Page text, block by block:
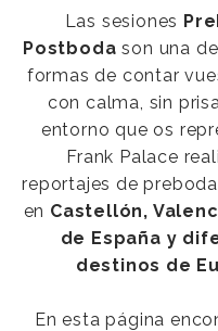
Las sesiones
Postboda son una
formas de contar
con calma, sin
entorno que os
Frank Palace
reportajes de
en Castellón,
de España y
destinos de
En esta página